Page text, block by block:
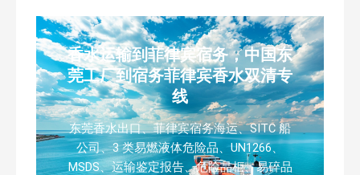
香水运输到菲律宾宿务，中国东
莞工厂到宿务菲律宾香水双清专
线
东莞香水出口、菲律宾宿务海运、SITC 船
公司、3 类易燃液体危险品、UN1266、
MSDS、运输鉴定报告、危险品柜、易碎品